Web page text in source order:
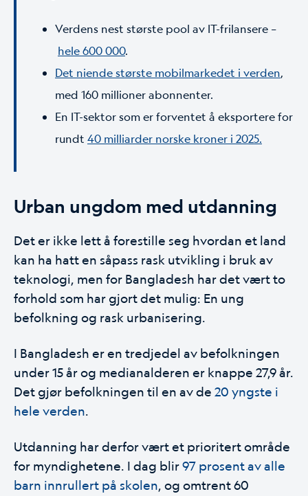
Verdens nest største pool av IT-frilansere –
hele 600 000.
Det niende største mobilmarkedet i verden,
med 160 millioner abonnenter.
En IT-sektor som er forventet å eksportere for
rundt 40 milliarder norske kroner i 2025.
Urban ungdom med utdanning
Det er ikke lett å forestille seg hvordan et land
kan ha hatt en såpass rask utvikling i bruk av
teknologi, men for Bangladesh har det vært to
forhold som har gjort det mulig: En ung
befolkning og rask urbanisering.
I Bangladesh er en tredjedel av befolkningen
under 15 år og medianalderen er knappe 27,9 år.
Det gjør befolkningen til en av de 20 yngste i
hele verden.
Utdanning har derfor vært et prioritert område
for myndighetene. I dag blir97 prosent av alle
barn innrullert på skolen, og omtrent 60